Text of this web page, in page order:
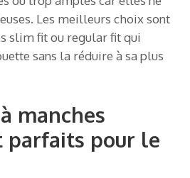
Les meilleurs choix sont
slim fit ou regular fit qui
sans la réduire à sa plus
manches
parfaits pour le